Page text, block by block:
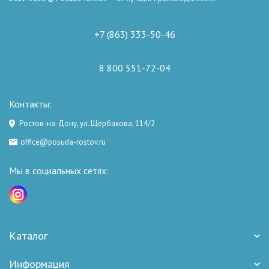
+7 (863) 333-50-46
8 800 551-72-04
Контакты:
Ростов-на-Дону, ул. Щербакова, 114/2
office@posuda-rostov.ru
Мы в социальных сетях:
Каталог
Информация